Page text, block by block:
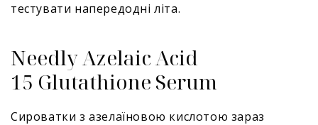
тестувати напередодні літа.
Needly Azelaic Acid
15 Glutathione Serum
Сироватки з азелаїновою кислотою зараз